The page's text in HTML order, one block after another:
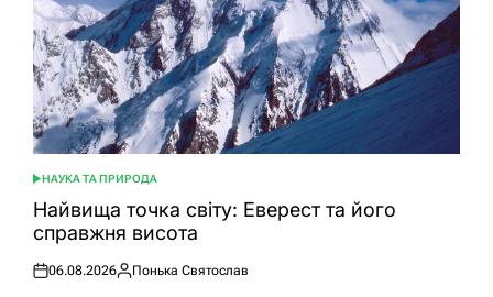
ОПУБЛІКУВАТИ
У
НАУКА ТА ПРИРОДА
Найвища точка світу: Еверест та його
справжня висота
Оприлюднено
06.08.2026
Опубліковано
Понька Святослав